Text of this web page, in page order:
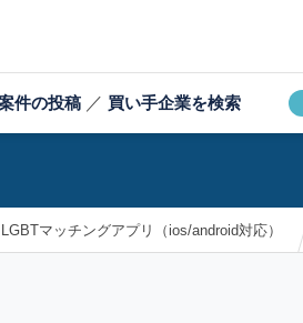
件の投稿 ／ 買い手企業を検索
LGBTマッチングアプリ（ios/android対応）